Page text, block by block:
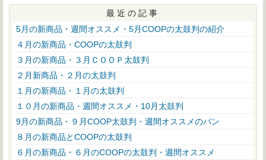
最近の記事
5月の新商品・週間オススメ・5月COOPの太鼓判の紹介
４月の新商品・COOPの太鼓判
３月の新商品・３月ＣＯＯＰ太鼓判
２月新商品・２月の太鼓判
１月の新商品・１月の太鼓判
１０月の新商品・週間オススメ・10月太鼓判
9月の新商品・９月COOP太鼓判・週間オススメのパン
８月の新商品とCOOPの太鼓判
６月の新商品・６月のCOOPの太鼓判・週間オススメ